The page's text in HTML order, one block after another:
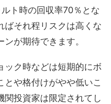
ト時の回収率70％とな
ばそれ程リスクは高くな
が期待できます。
ック時などは短期的にボ
とや格付けがやや低いこ
関投資家は限定されてし